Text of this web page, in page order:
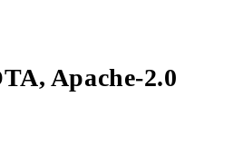
Apache-2.0